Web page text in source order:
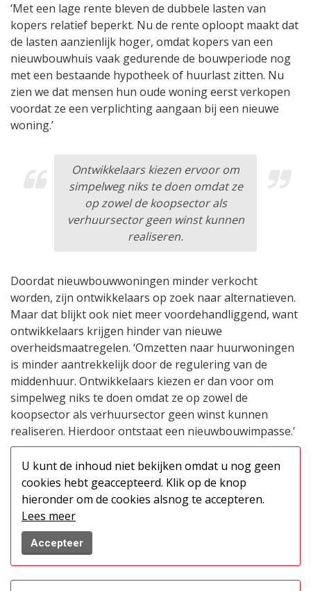
‘Met een lage rente bleven de dubbele lasten van
kopers relatief beperkt. Nu de rente oploopt maakt dat
de lasten aanzienlijk hoger, omdat kopers van een
nieuwbouwhuis vaak gedurende de bouwperiode nog
met een bestaande hypotheek of huurlast zitten. Nu
zien we dat mensen hun oude woning eerst verkopen
voordat ze een verplichting aangaan bij een nieuwe
woning.’
Ontwikkelaars kiezen ervoor om
simpelweg niks te doen omdat ze
op zowel de koopsector als
verhuursector geen winst kunnen
realiseren.
Doordat nieuwbouwwoningen minder verkocht
worden, zijn ontwikkelaars op zoek naar alternatieven.
Maar dat blijkt ook niet meer voordehandliggend, want
ontwikkelaars krijgen hinder van nieuwe
overheidsmaatregelen. ‘Omzetten naar huurwoningen
is minder aantrekkelijk door de regulering van de
middenhuur. Ontwikkelaars kiezen er dan voor om
simpelweg niks te doen omdat ze op zowel de
koopsector als verhuursector geen winst kunnen
realiseren. Hierdoor ontstaat een nieuwbouwimpasse.’
U kunt de inhoud niet bekijken omdat u nog geen
cookies hebt geaccepteerd. Klik op de knop
hieronder om de cookies alsnog te accepteren.
Lees meer
Accepteer